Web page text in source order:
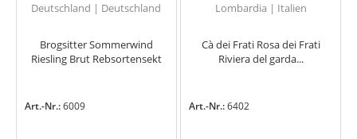
Deutschland | Deutschland
Brogsitter Sommerwind
Riesling Brut Rebsortensekt
Art.-Nr.:6009
Lombardia | Italien
Cà dei Frati Rosa dei Frati
Riviera del garda...
Art.-Nr.:6402